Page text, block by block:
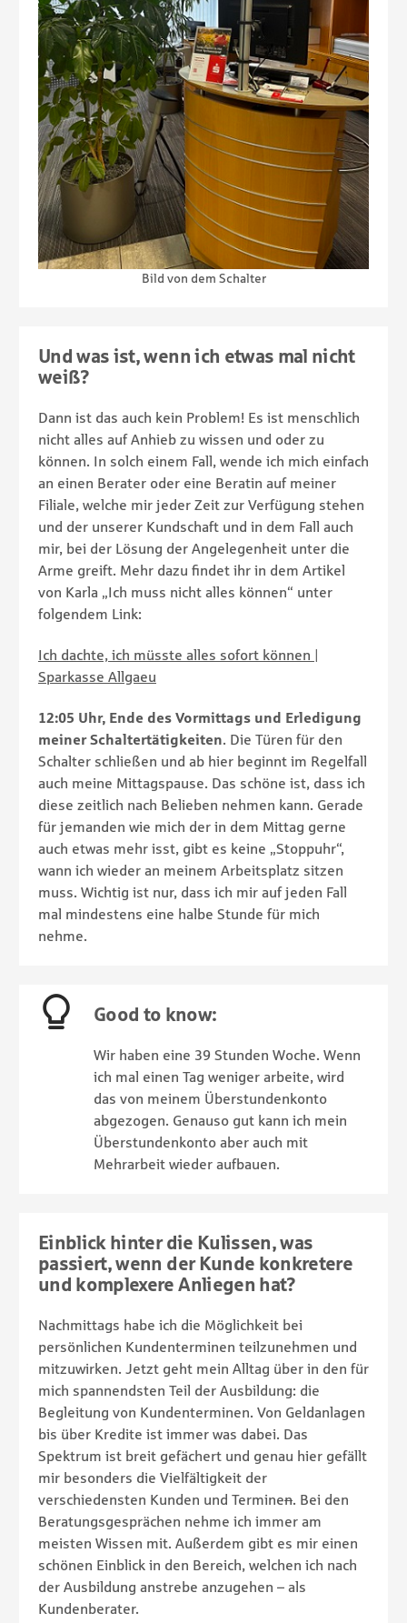
Bild von dem Schalter
Und was ist, wenn ich etwas mal nicht
weiß?
Dann ist das auch kein Problem! Es ist menschlich
nicht alles auf Anhieb zu wissen und oder zu
können. In solch einem Fall, wende ich mich einfach
an einen Berater oder eine Beratin auf meiner
Filiale, welche mir jeder Zeit zur Verfügung stehen
und der unserer Kundschaft und in dem Fall auch
mir, bei der Lösung der Angelegenheit unter die
Arme greift. Mehr dazu findet ihr in dem Artikel
von Karla „Ich muss nicht alles können“ unter
folgendem Link:
Ich dachte, ich müsste alles sofort können |
Sparkasse Allgaeu
12:05 Uhr, Ende des Vormittags und Erledigung
meiner Schaltertätigkeiten. Die Türen für den
Schalter schließen und ab hier beginnt im Regelfall
auch meine Mittagspause. Das schöne ist, dass ich
diese zeitlich nach Belieben nehmen kann. Gerade
für jemanden wie mich der in dem Mittag gerne
auch etwas mehr isst, gibt es keine „Stoppuhr“,
wann ich wieder an meinem Arbeitsplatz sitzen
muss. Wichtig ist nur, dass ich mir auf jeden Fall
mal mindestens eine halbe Stunde für mich
nehme.
Good to know:
Wir haben eine 39 Stunden Woche. Wenn
ich mal einen Tag weniger arbeite, wird
das von meinem Überstundenkonto
abgezogen. Genauso gut kann ich mein
Überstundenkonto aber auch mit
Mehrarbeit wieder aufbauen.
Einblick hinter die Kulissen, was
passiert, wenn der Kunde konkretere
und komplexere Anliegen hat?
Nachmittags habe ich die Möglichkeit bei
persönlichen Kundenterminen teilzunehmen und
mitzuwirken. Jetzt geht mein Alltag über in den für
mich spannendsten Teil der Ausbildung: die
Begleitung von Kundenterminen. Von Geldanlagen
bis über Kredite ist immer was dabei. Das
Spektrum ist breit gefächert und genau hier gefällt
mir besonders die Vielfältigkeit der
verschiedensten Kunden und Terminen. Bei den
Beratungsgesprächen nehme ich immer am
meisten Wissen mit. Außerdem gibt es mir einen
schönen Einblick in den Bereich, welchen ich nach
der Ausbildung anstrebe anzugehen – als
Kundenberater.